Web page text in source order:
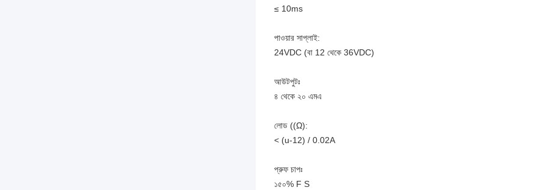
≤ 10ms
পাওয়ার সাপ্লাই:
24VDC (বা 12 থেকে 36VDC)
আউটপুটঃ
৪ থেকে ২০ এমএ
লোড ((Ω):
< (u-12) / 0.02A
প্রুফ চাপঃ
১৫০% F S